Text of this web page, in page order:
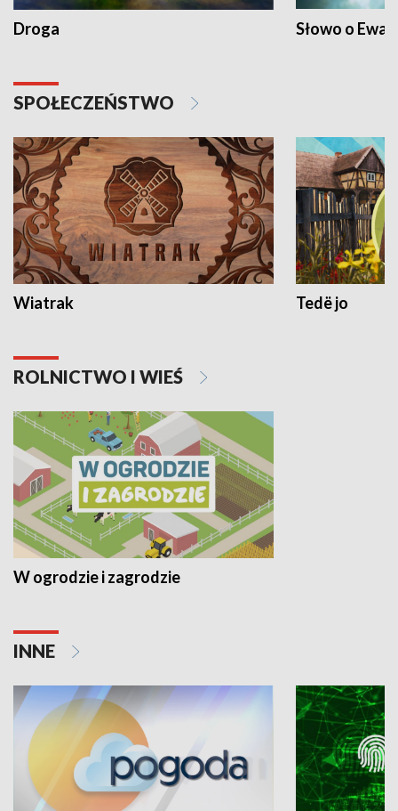
Droga Słowo o
SPOŁECZEŃSTWO
Wiatrak Tedë jo
ROLNICTWO I WIEŚ
W ogrodzie i zagrodzie
INNE